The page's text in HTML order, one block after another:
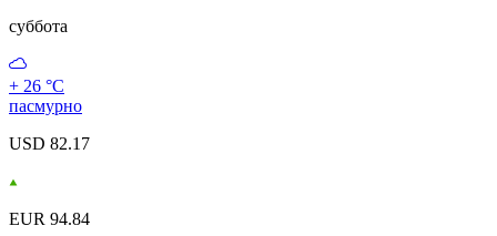
суббота
+ 26 °С
пасмурно
USD 82.17
EUR 94.84